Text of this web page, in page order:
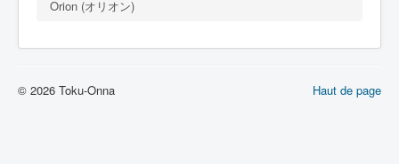
Lieux
Références
Orion (オリオン)
Haut de page
© 2026 Toku-Onna